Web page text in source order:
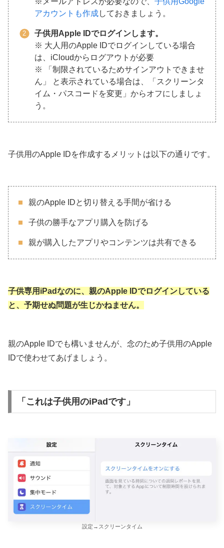
アカウントも作成しておきましょう。
子供用Apple IDでログインします。
※ 大人用のApple IDでログインしている場合
は、iCloudからログアウトが必要
※ 「制限されているためサインアウトできませ
ん」 と表示されている場合は、「スクリーンタ
イム・パスコードを変更」からオフにしましょ
う。
子供用のApple IDを作成するメリットは以下の通りです。
親のApple IDと切り替える手間が省ける
子供の勝手なアプリ購入を防げる
親が購入したアプリやコンテンツは共有できる
子供専用iPadなのに、親のApple IDでログインしている
と、予期せぬ問題が生じかねません。
親のApple IDでも構いませんが、念のため子供用のApple
IDで使わせてあげましょう。
「これは子供用のiPadです」
設定→スクリーンタイム